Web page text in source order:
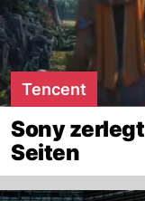
Tencent
Sony
Seiten